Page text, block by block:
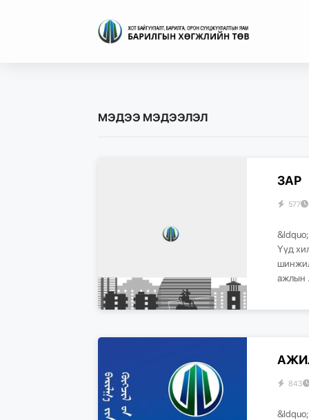
МЭДЭЭ МЭДЭЭЛЭЛ
ЗАР
577
Үүд
ажлын
843